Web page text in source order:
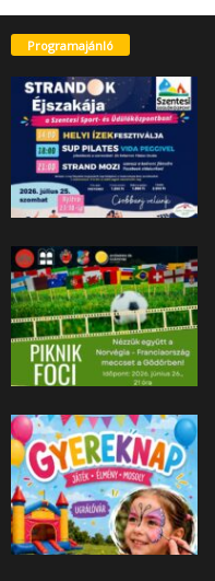
Programajánló